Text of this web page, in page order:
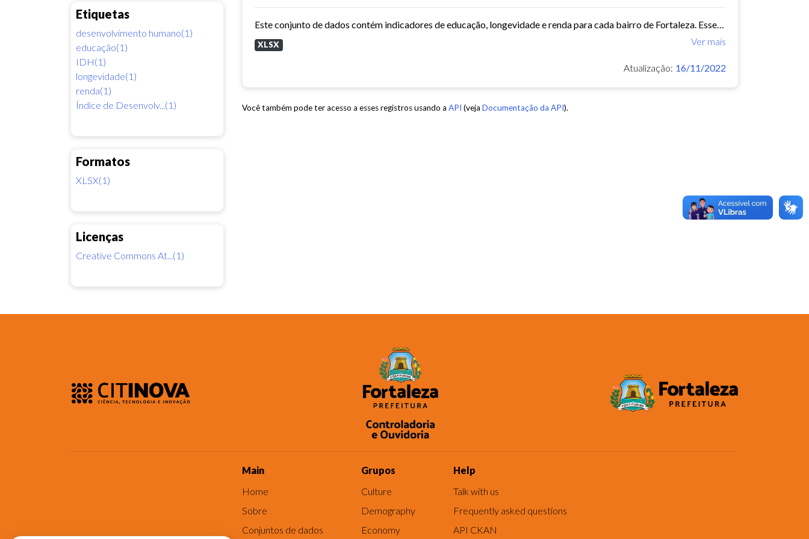
Etiquetas
desenvolvimento humano(1)
educação(1)
IDH(1)
longevidade(1)
renda(1)
Índice de Desenvolv...(1)
Formatos
XLSX(1)
Licenças
Creative Commons At...(1)
Este conjunto de dados contém indicadores de educação, longevidade e renda para cada bairro de Fortaleza. Esses três indicadores juntos formam o Indice de Desenvolvimento Humano...
Ver mais
XLSX
Atualização: 16/11/2022
Você também pode ter acesso a esses registros usando a API (veja Documentação da API).
Main
Home
Sobre
Conjuntos de dados
Grupos
Culture
Demography
Economy
Help
Talk with us
Frequently asked questions
API CKAN